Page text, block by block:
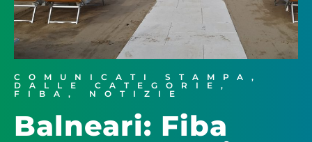
COMUNICATI STAMPA ,
DALLE CATEGORIE ,
FIBA , NOTIZIE
Balneari: Fiba